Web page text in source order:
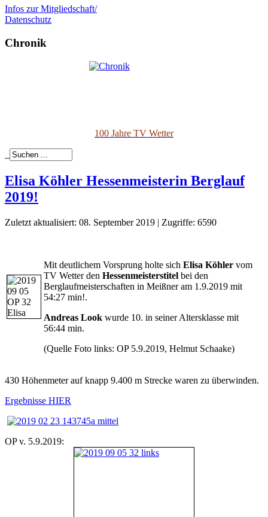
Infos zur Mitgliedschaft/
Datenschutz
Chronik
100 Jahre TV Wetter
Elisa Köhler Hessenmeisterin Berglauf
2019!
Zuletzt aktualisiert: 08. September 2019 | Zugriffe: 6590
Mit deutlichem Vorsprung holte sich Elisa Köhler vom
TV Wetter den Hessenmeisterstitel bei den
Berglaufmeisterschaften in Meißner am 1.9.2019 mit
54:27 min!.
Andreas Look wurde 10. in seiner Altersklasse mit
56:44 min.
(Quelle Foto links: OP 5.9.2019, Helmut Schaake)
430 Höhenmeter auf knapp 9.400 m Strecke waren zu überwinden.
Ergebnisse HIER
OP v. 5.9.2019: